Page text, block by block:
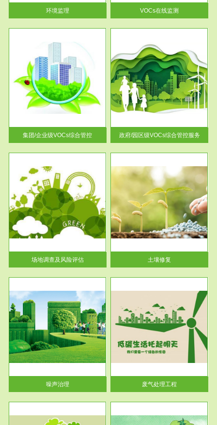
环境监理
率达...
VOCs在线监测
集团/企业级VOCs综合管控
服务范围
政府/园区级VOCs综合管控服务
根据《石化行业挥发性有机物综
合整治方案》文件要求，到2017
年，全...
政府/园区级VOCs综合管控服务
场地调查及风险评估
服务范围
土壤修复
土壤修复
噪声治理
服务范围
废气处理工程
废气处理工程